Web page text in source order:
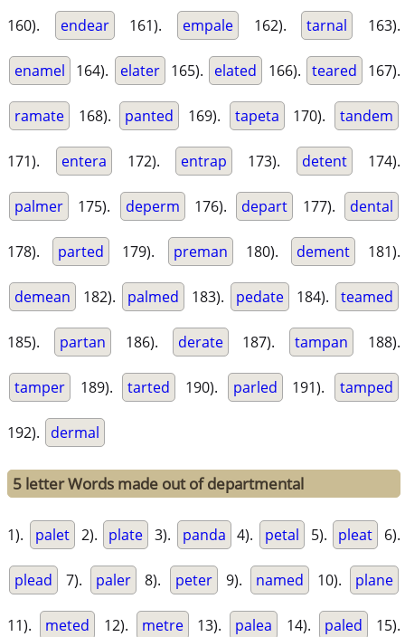
160). endear 161). empale 162). tarnal 163).
enamel 164). elater 165). elated 166). teared 167).
ramate 168). panted 169). tapeta 170). tandem
171). entera 172). entrap 173). detent 174).
palmer 175). deperm 176). depart 177). dental
178). parted 179). preman 180). dement 181).
demean 182). palmed 183). pedate 184). teamed
185). partan 186). derate 187). tampan 188).
tamper 189). tarted 190). parled 191). tamped
192). dermal
5 letter Words made out of departmental
1). palet 2). plate 3). panda 4). petal 5). pleat 6).
plead 7). paler 8). peter 9). named 10). plane
11). meted 12). metre 13). palea 14). paled 15).